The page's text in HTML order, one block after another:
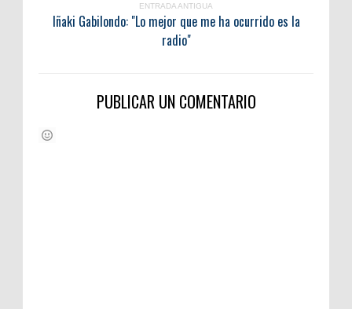
ENTRADA ANTIGUA
Iñaki Gabilondo: "Lo mejor que me ha ocurrido es la
radio"
PUBLICAR UN COMENTARIO